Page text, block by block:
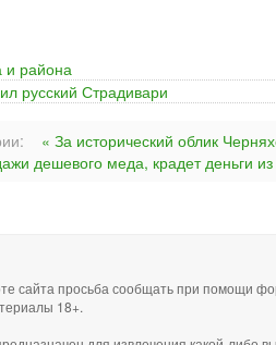
и района
русский Страдивари
« За исторический облик
дешевого меда, крадет деньги из
сайта просьба сообщать при помощи
18+.